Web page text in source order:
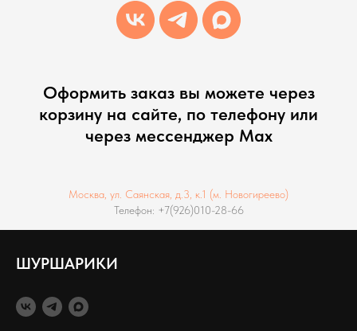
Оформить заказ вы можете через
корзину на сайте, по телефону или
через мессенджер Max
Москва, ул. Саянская, д.3, к.1 (м. Новогиреево)
Телефон: +7(926)010-28-66
ШУРШАРИКИ